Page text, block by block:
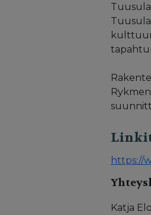
https://
Katja Elo